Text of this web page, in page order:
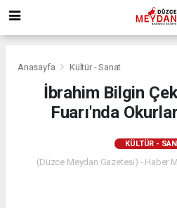
Anasayfa Kültür - Sanat
İbrahim Bilgin
Fuarı'nda
KÜLTÜR -
(Düzce Meydan Gazetesi) - Haber